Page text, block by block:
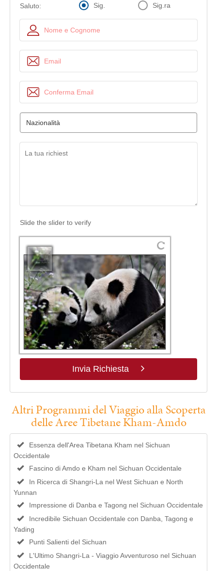
Saluto: Sig. Sig.ra
Slide the slider to verify
Invia Richiesta
Altri Programmi del Viaggio alla Scoperta
delle Aree Tibetane Kham-Amdo
Essenza dell'Area Tibetana Kham nel Sichuan
Occidentale
Fascino di Amdo e Kham nel Sichuan Occidentale
In Ricerca di Shangri-La nel West Sichuan e North
Yunnan
Impressione di Danba e Tagong nel Sichuan Occidentale
Incredibile Sichuan Occidentale con Danba, Tagong e
Yading
Punti Salienti del Sichuan
L'Ultimo Shangri-La - Viaggio Avventuroso nel Sichuan
Occidentale